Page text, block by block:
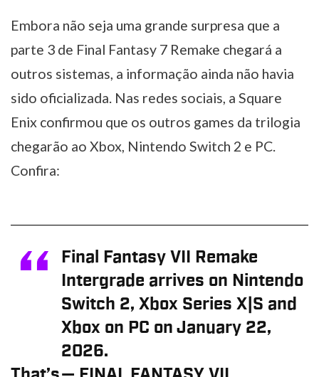
Embora não seja uma grande surpresa que a
parte 3 de Final Fantasy 7 Remake chegará a
outros sistemas, a informação ainda não havia
sido oficializada. Nas redes sociais, a Square
Enix confirmou que os outros games da trilogia
chegarão ao Xbox, Nintendo Switch 2 e PC.
Confira:
Final Fantasy VII Remake
Intergrade arrives on Nintendo
Switch 2, Xbox Series X|S and
Xbox on PC on January 22,
2026.